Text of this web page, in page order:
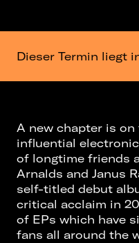
Dieser Termin liegt
A new chapter is
influential
of longtime friends
Arnalds and Janus
self-titled debut
critical acclaim in
of EPs which have
fans all around the